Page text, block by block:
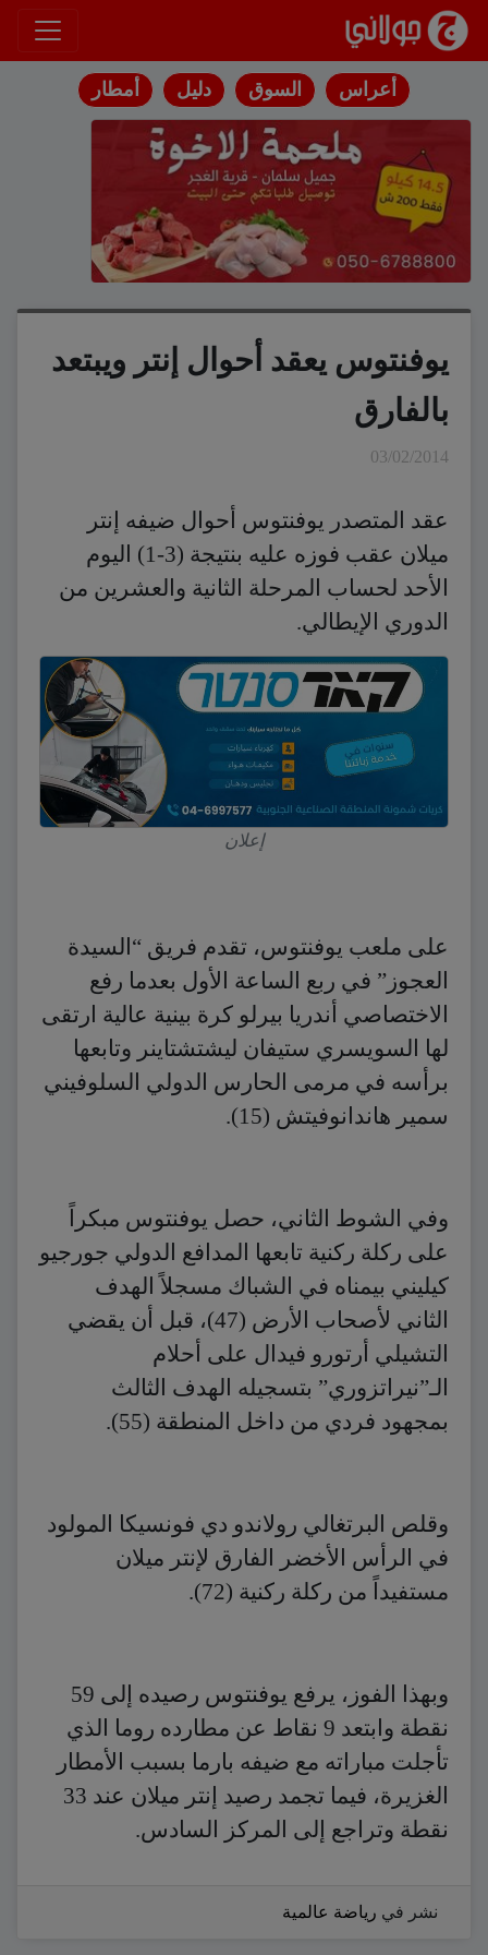
انتقل إلى المحتوى
أعراس السوق دليل أمطار
يوفنتوس يعقد أحوال إنتر ويبتعد
بالفارق
03/02/2014
عقد المتصدر يوفنتوس أحوال ضيفه إنتر
ميلان عقب فوزه عليه بنتيجة (3-1) اليوم
الأحد لحساب المرحلة الثانية والعشرين من
الدوري الإيطالي.
إعلان
على ملعب يوفنتوس، تقدم فريق “السيدة
العجوز” في ربع الساعة الأول بعدما رفع
الاختصاصي أندريا بيرلو كرة بينية عالية ارتقى
لها السويسري ستيفان ليشتشتاينر وتابعها
برأسه في مرمى الحارس الدولي السلوفيني
سمير هاندانوفيتش (15).
وفي الشوط الثاني، حصل يوفنتوس مبكراً
على ركلة ركنية تابعها المدافع الدولي جورجيو
كيليني بيمناه في الشباك مسجلاً الهدف
الثاني لأصحاب الأرض (47)، قبل أن يقضي
التشيلي أرتورو فيدال على أحلام
الـ”نيراتزوري” بتسجيله الهدف الثالث
بمجهود فردي من داخل المنطقة (55).
وقلص البرتغالي رولاندو دي فونسيكا المولود
في الرأس الأخضر الفارق لإنتر ميلان
مستفيداً من ركلة ركنية (72).
وبهذا الفوز، يرفع يوفنتوس رصيده إلى 59
نقطة وابتعد 9 نقاط عن مطارده روما الذي
تأجلت مباراته مع ضيفه بارما بسبب الأمطار
الغزيرة، فيما تجمد رصيد إنتر ميلان عند 33
نقطة وتراجع إلى المركز السادس.
نشر في رياضة عالمية